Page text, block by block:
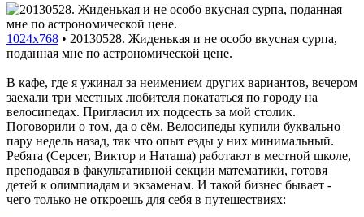
1024x768 • 20130528. Жиденькая и не особо вкусная сурпа,
поданная мне по астрономической цене.
В кафе, где я ужинал за неимением других вариантов, вечером
заехали три местных любителя покататься по городу на
велосипедах. Пригласил их подсесть за мой столик.
Поговорили о том, да о сём. Велосипеды купили буквально
пару недель назад, так что опыт езды у них минимальный.
Ребята (Серсет, Виктор и Наташа) работают в местной школе,
преподавая в факультативной секции математики, готовя
детей к олимпиадам и экзаменам. И такой бизнес бывает -
чего только не откроешь для себя в путешествиях: